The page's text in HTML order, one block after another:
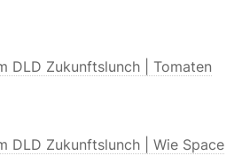
DLD Zukunftslunch | Tomaten
DLD Zukunftslunch | Wie Space